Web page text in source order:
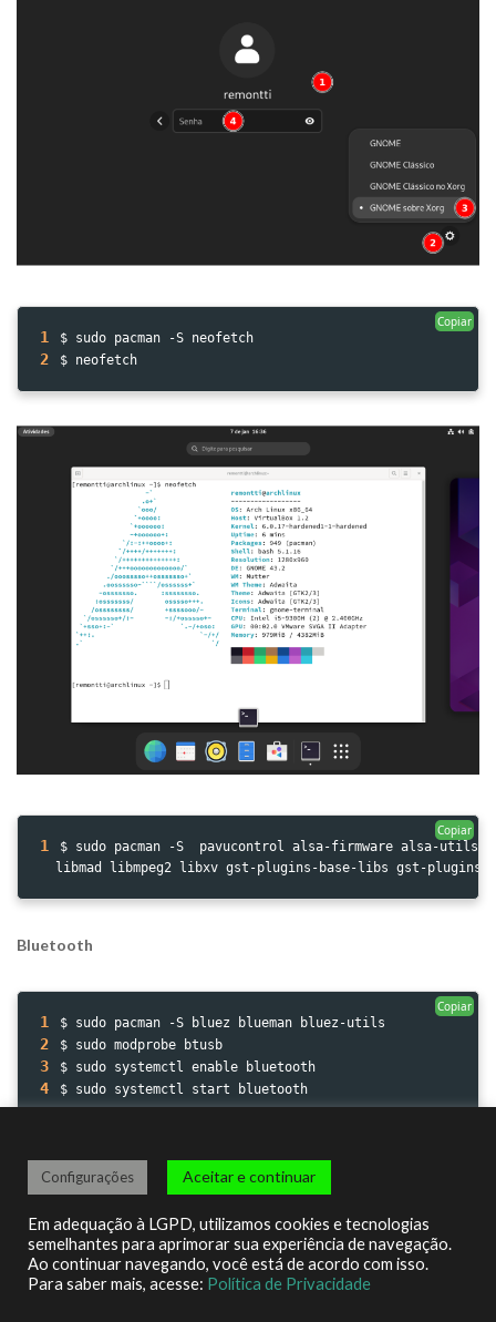
1 $ sudo pacman -S neofetch
2 $ neofetch
Copiar
1
$ sudo pacman -S  pavucontrol alsa-firmware alsa-utils
libmad libmpeg2 libxv gst-plugins-base-libs gst-plugins-
Copiar
Bluetooth
1 $ sudo pacman -S bluez blueman bluez-utils
2 $ sudo modprobe btusb
3 $ sudo systemctl enable bluetooth
4 $ sudo systemctl start bluetooth
Copiar
Impressão(Não testei)
1 $ sudo pacman -S cups gtk3-print-backends system-
2 $ sudo systemctl enable cups
3 $ sudo systemctl start cups
Configurações Aceitar e continuar
Em adequação à LGPD, utilizamos cookies e tecnologias
semelhantes para aprimorar sua experiência de navegação.
Ao continuar navegando, você está de acordo com isso.
Para saber mais, acesse: Política de Privacidade